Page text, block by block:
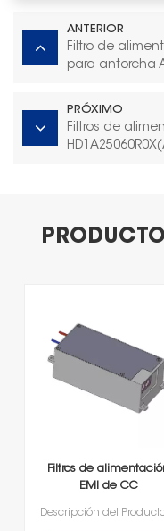
ANTERIOR
Filtro de
para antorcha
PRÓXIMO
Filtros de
Filtros de
EMI de CC
HD1D100020R0T(A)-